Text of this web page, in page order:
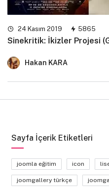
24 Kasım 2019 5865
Sinekritik: İkizler Projesi
Hakan KARA
Sayfa İçerik Etiketleri
joomla eğitim icon
joomgallery türkçe